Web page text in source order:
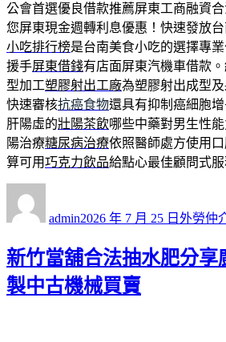
公會首選優良借款推薦屏東工商融資
您屏東現金週轉利息優惠！快速發放
小吃排行榜是台南美食小吃的選擇專
援手屏東借錢有店面屏東汽機車借款
型加工塑膠射出工廠為塑膠射出成型
快速審核抗癌食物還具有抑制癌細胞
肝陽虛的壯陽茶飲哪些中藥對男生性
陽治療糖尿病治療依照醫師處方使用
算可用巧克力飲品給點心最佳顧問式
admin佈
期:
2026 年 7 月 25 日 類
外勞仲
新竹當舖合法抽水肥分享
製中古機械買賣